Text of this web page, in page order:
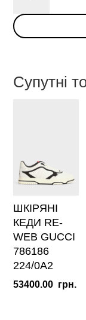
GUCCI
814040
Супутні
ШКІРЯНІ
КЕДИ RE-
WEB GUCCI
786186
224/0A2
53400.00 грн.